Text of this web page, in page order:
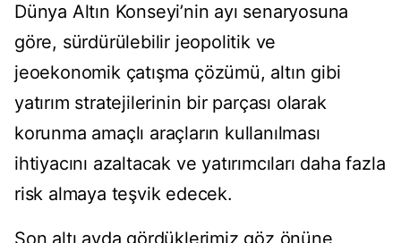
Dünya Altın Konseyi’nin ayı senaryosuna
göre, sürdürülebilir jeopolitik ve
jeoekonomik çatışma çözümü, altın gibi
yatırım stratejilerinin bir parçası olarak
korunma amaçlı araçların kullanılması
ihtiyacını azaltacak ve yatırımcıları daha fazla
risk almaya teşvik edecek.